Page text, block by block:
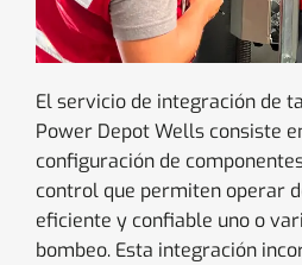
El servicio de integración de
Power Depot Wells consiste
configuración de
control que permiten operar
eficiente y confiable uno o
bombeo. Esta integración